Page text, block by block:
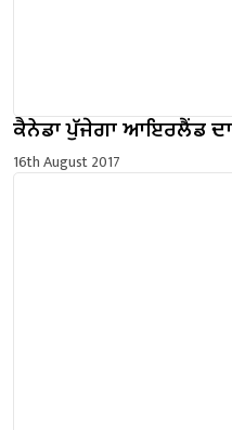
ਕੈਨੇਡਾ ਪੁੱਜੇਗਾ ਆਇਰਲੈਂਡ ਦਾ
16th August 2017